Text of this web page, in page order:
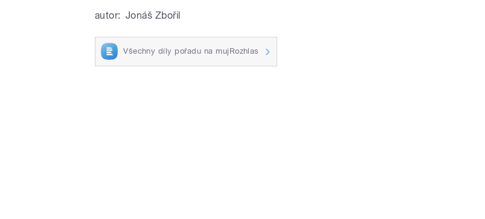
autor: Jonáš Zbořil
Všechny díly pořadu na mujRozhlas